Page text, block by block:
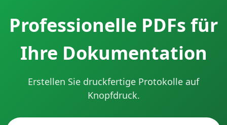
Professionelle PDFs für
Ihre Dokumentation
Erstellen Sie druckfertige Protokolle auf
Knopfdruck.